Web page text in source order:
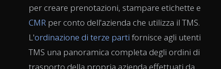
per creare prenotazioni, stampare etichette e
CMR per conto dell'azienda che utilizza il TMS.
L'ordinazione di terze parti fornisce agli utenti
TMS una panoramica completa degli ordini di
trasporto della propria azienda effettuati da